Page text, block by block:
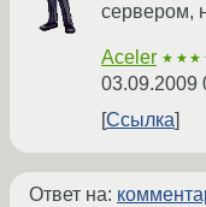
сервером,
Aceler
03.09.2009
Ссылка
Ответ на: